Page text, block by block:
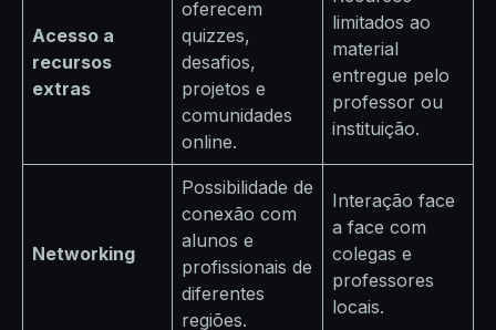
Acesso a
recursos
extras
oferecem
quizzes,
desafios,
projetos e
comunidades
online.
limitados ao
material
entregue pelo
professor ou
instituição.
Networking
Possibilidade de
conexão com
alunos e
profissionais de
diferentes
regiões.
Interação face
a face com
colegas e
professores
locais.